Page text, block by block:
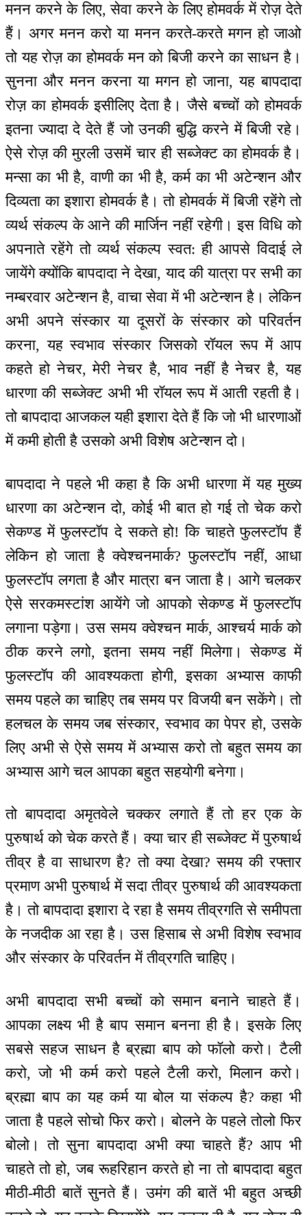
मनन करने के लिए, सेवा करने के लिए होमवर्क में रोज़ देते
हैं। अगर मनन करो या मनन करते-करते मगन हो जाओ
तो यह रोज़ का होमवर्क मन को बिजी करने का साधन है।
सुनना और मनन करना या मगन हो जाना, यह बापदादा
रोज़ का होमवर्क इसीलिए देता है। जैसे बच्चों को होमवर्क
इतना ज्यादा दे देते हैं जो उनकी बुद्धि करने में बिजी रहे।
ऐसे रोज़ की मुरली उसमें चार ही सब्जेक्ट का होमवर्क है।
मन्सा का भी है, वाणी का भी है, कर्म का भी अटेन्शन और
दिव्यता का इशारा होमवर्क है। तो होमवर्क में बिजी रहेंगे तो
व्यर्थ संकल्प के आने की मार्जिन नहीं रहेगी। इस विधि को
अपनाते रहेंगे तो व्यर्थ संकल्प स्वत: ही आपसे विदाई ले
जायेंगे क्योंकि बापदादा ने देखा, याद की यात्रा पर सभी का
नम्बरवार अटेन्शन है, वाचा सेवा में भी अटेन्शन है। लेकिन
अभी अपने संस्कार या दूसरों के संस्कार को परिवर्तन
करना, यह स्वभाव संस्कार जिसको रॉयल रूप में आप
कहते हो नेचर, मेरी नेचर है, भाव नहीं है नेचर है, यह
धारणा की सब्जेक्ट अभी भी रॉयल रूप में आती रहती है।
तो बापदादा आजकल यही इशारा देते हैं कि जो भी धारणाओं
में कमी होती है उसको अभी विशेष अटेन्शन दो।
बापदादा ने पहले भी कहा है कि अभी धारणा में यह मुख्य
धारणा का अटेन्शन दो, कोई भी बात हो गई तो चेक करो
सेकण्ड में फुलस्टॉप दे सकते हो! कि चाहते फुलस्टॉप हैं
लेकिन हो जाता है क्वेश्चनमार्क? फुलस्टॉप नहीं, आधा
फुलस्टॉप लगता है और मात्रा बन जाता है। आगे चलकर
ऐसे सरकमस्टांश आयेंगे जो आपको सेकण्ड में फुलस्टॉप
लगाना पड़ेगा। उस समय क्वेश्चन मार्क, आश्चर्य मार्क को
ठीक करने लगो, इतना समय नहीं मिलेगा। सेकण्ड में
फुलस्टॉप की आवश्यकता होगी, इसका अभ्यास काफी
समय पहले का चाहिए तब समय पर विजयी बन सकेंगे। तो
हलचल के समय जब संस्कार, स्वभाव का पेपर हो, उसके
लिए अभी से ऐसे समय में अभ्यास करो तो बहुत समय का
अभ्यास आगे चल आपका बहुत सहयोगी बनेगा।
तो बापदादा अमृतवेले चक्कर लगाते हैं तो हर एक के
पुरुषार्थ को चेक करते हैं। क्या चार ही सब्जेक्ट में पुरुषार्थ
तीव्र है वा साधारण है? तो क्या देखा? समय की रफ्तार
प्रमाण अभी पुरुषार्थ में सदा तीव्र पुरुषार्थ की आवश्यकता
है। तो बापदादा इशारा दे रहा है समय तीव्रगति से समीपता
के नजदीक आ रहा है। उस हिसाब से अभी विशेष स्वभाव
और संस्कार के परिवर्तन में तीव्रगति चाहिए।
अभी बापदादा सभी बच्चों को समान बनाने चाहते हैं।
आपका लक्ष्य भी है बाप समान बनना ही है। इसके लिए
सबसे सहज साधन है ब्रह्मा बाप को फॉलो करो। टैली
करो, जो भी कर्म करो पहले टैली करो, मिलान करो।
ब्रह्मा बाप का यह कर्म या बोल या संकल्प है? कहा भी
जाता है पहले सोचो फिर करो। बोलने के पहले तोलो फिर
बोलो। तो सुना बापदादा अभी क्या चाहते हैं? आप भी
चाहते तो हो, जब रूहरिहान करते हो ना तो बापदादा बहुत
मीठी-मीठी बातें सुनते हैं। उमंग की बातें भी बहुत अच्छी